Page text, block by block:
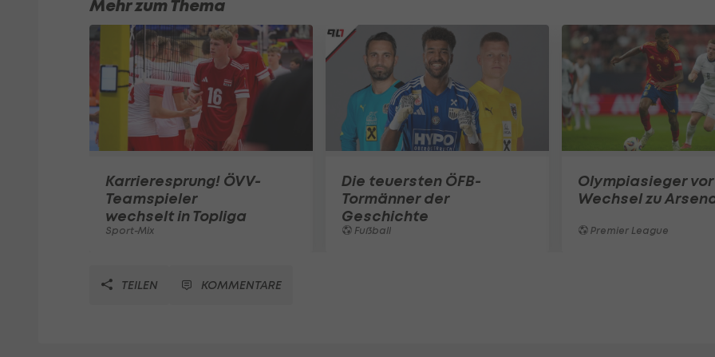
Mehr zum Thema
Karrieresprung! ÖVV-
Teamspieler
wechselt in Topliga
Sport-Mix
Die teuersten ÖFB-
Tormänner der
Geschichte
Fußball
Olympiasieger vor
Wechsel zu
Premier League
TEILEN KOMMENTARE